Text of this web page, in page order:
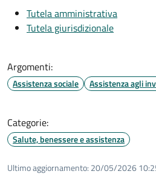
Tutela amministrativa
Tutela giurisdizionale
Argomenti:
Assistenza sociale Assistenza agli
Categorie:
Salute, benessere e assistenza
Ultimo aggiornamento: 20/05/2026